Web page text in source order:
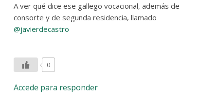
A ver qué dice ese gallego vocacional, además de
consorte y de segunda residencia, llamado
@javierdecastro
0
Accede para responder